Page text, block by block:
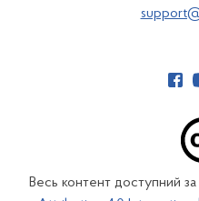
Весь контент доступний за